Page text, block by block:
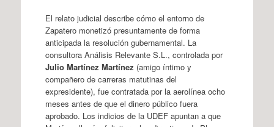
El relato judicial describe cómo el entorno de
Zapatero monetizó presuntamente de forma
anticipada la resolución gubernamental. La
consultora Análisis Relevante S.L., controlada por
Julio Martínez Martínez (amigo íntimo y
compañero de carreras matutinas del
expresidente), fue contratada por la aerolínea ocho
meses antes de que el dinero público fuera
aprobado. Los indicios de la UDEF apuntan a que